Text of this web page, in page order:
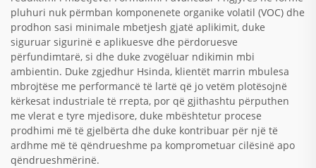
pluhuri nuk përmban komponenete organike volatil (VOC) dhe
prodhon sasi minimale mbetjesh gjatë aplikimit, duke
siguruar sigurinë e aplikuesve dhe përdoruesve
përfundimtarë, si dhe duke zvogëluar ndikimin mbi
ambientin. Duke zgjedhur Hsinda, klientët marrin mbulesa
mbrojtëse me performancë të lartë që jo vetëm plotësojnë
kërkesat industriale të rrepta, por që gjithashtu përputhen
me vlerat e tyre mjedisore, duke mbështetur procese
prodhimi më të gjelbërta dhe duke kontribuar për një të
ardhme më të qëndrueshme pa komprometuar cilësinë apo
qëndrueshmërinë.